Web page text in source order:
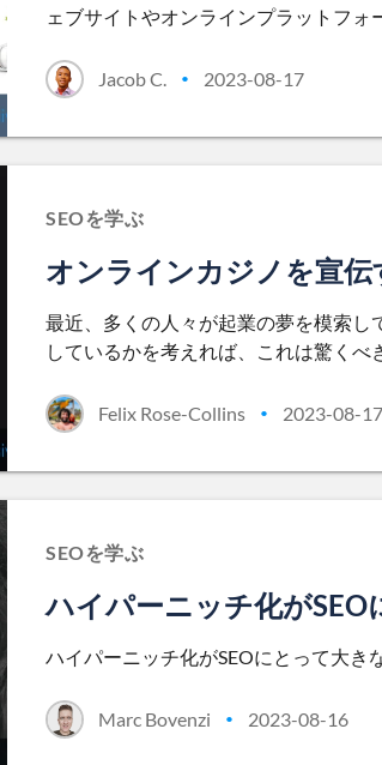
ェブサイトやオンラインプラットフォ
Jacob C. • 2023-08-17
SEOを学ぶ
オンラインカジノを宣伝
最近、多くの人々が起業の夢を模索
しているかを考えれば、これは驚くべ
Felix Rose-Collins • 2023-08-17
SEOを学ぶ
ハイパーニッチ化が
ハイパーニッチ化がSEOにとって大き
Marc Bovenzi • 2023-08-16